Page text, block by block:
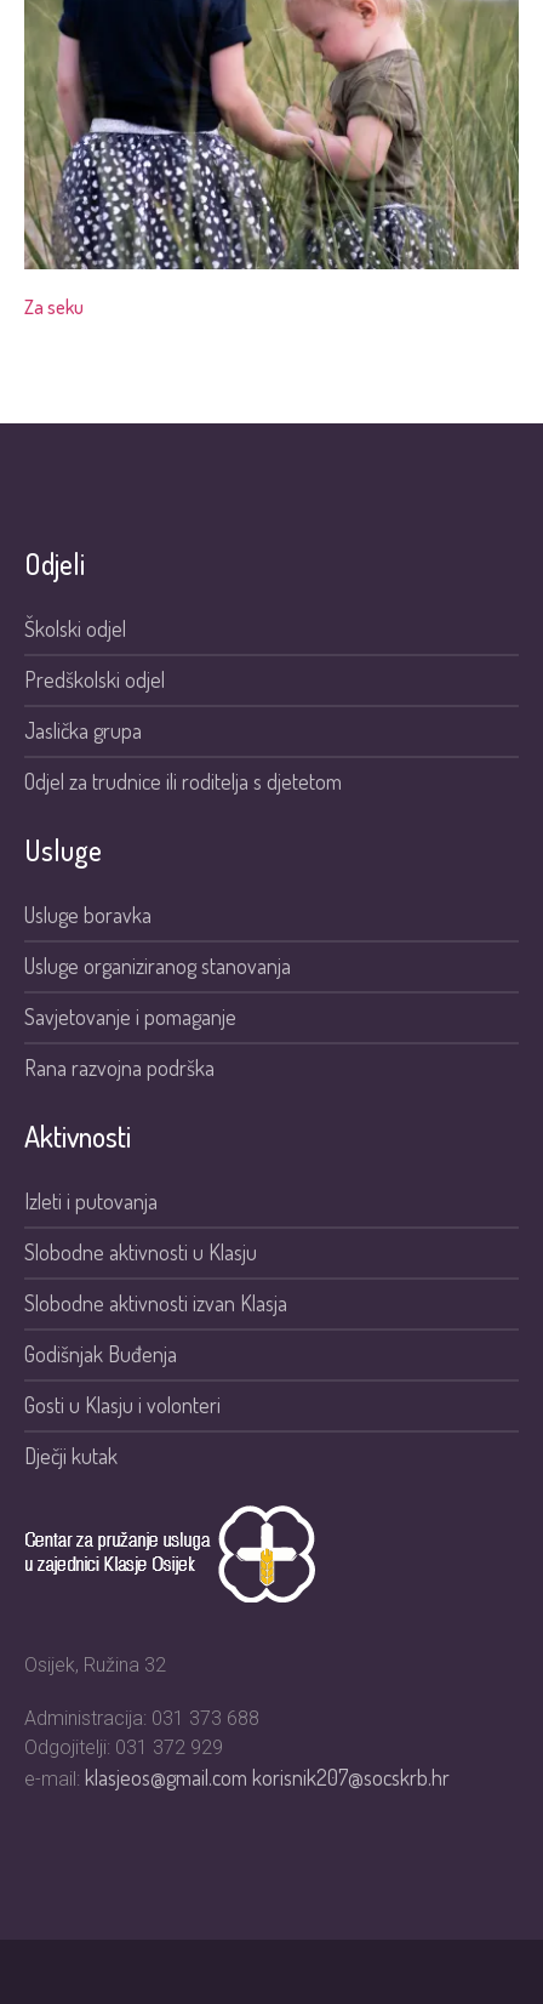
Za seku
Odjeli
Školski odjel
Predškolski odjel
Jaslička grupa
Odjel za trudnice ili roditelja s djetetom
Usluge
Usluge boravka
Usluge organiziranog stanovanja
Savjetovanje i pomaganje
Rana razvojna podrška
Aktivnosti
Izleti i putovanja
Slobodne aktivnosti u Klasju
Slobodne aktivnosti izvan Klasja
Godišnjak Buđenja
Gosti u Klasju i volonteri
Dječji kutak
Osijek, Ružina 32
Administracija: 031 373 688
Odgojitelji: 031 372 929
e-mail: klasjeos@gmail.comkorisnik207@socskrb.hr